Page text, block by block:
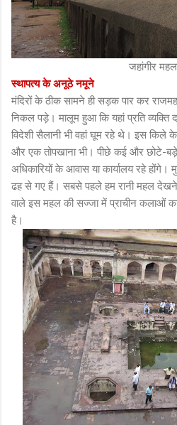
जहांगीर महल
स्थापत्य के अनूठे नमूने
मंदिरों के ठीक सामने ही सड़क पार कर
निकल पड़े। मालूम हुआ कि यहां प्रति
विदेशी सैलानी भी वहां घूम रहे थे। इस किले
और एक तोपखाना भी। पीछे कई और छोटे-
अधिकारियों के आवास या कार्यालय रहे
ढह से गए हैं। सबसे पहले हम रानी महल
वाले इस महल की सज्जा में प्राचीन कलाओं
है।